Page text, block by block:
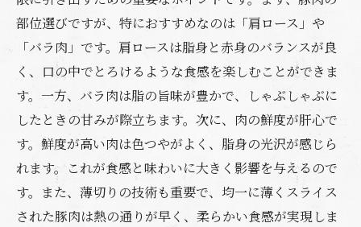
部位選びですが、特におすすめなのは「肩ロース」や
「バラ肉」です。肩ロースは脂身と赤身のバランスが良
く、口の中でとろけるような食感を楽しむことができま
す。一方、バラ肉は脂の旨味が豊かで、しゃぶしゃぶに
したときの甘みが際立ちます。次に、肉の鮮度が肝心で
す。鮮度が高い肉は色つやがよく、脂身の光沢が感じら
れます。これが食感と味わいに大きく影響を与えるので
す。また、薄切りの技術も重要で、均一に薄くスライス
された豚肉は熱の通りが早く、柔らかい食感が実現しま